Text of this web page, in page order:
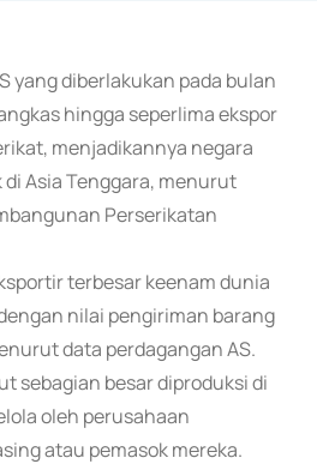
yang diberlakukan pada bulan
hingga seperlima ekspor
menjadikannya negara
Asia Tenggara, menurut
Perserikatan
terbesar keenam dunia
nilai pengiriman barang
data perdagangan AS.
sebagian besar diproduksi di
oleh perusahaan
atau pemasok mereka.